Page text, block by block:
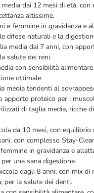
dai 12 mesi di età,
altissime.
e femmine in gravidanza
difese naturali e la
media dai 7 anni, con
salute dei reni.
con sensibilità
ottimale.
media tendenti al
apporto proteico per i
di taglia media, ricche
da 10 mesi, con
con complesso Stay-
in gravidanza e
una sana digestione.
dagli 8 anni, con mix
per la salute dei denti.